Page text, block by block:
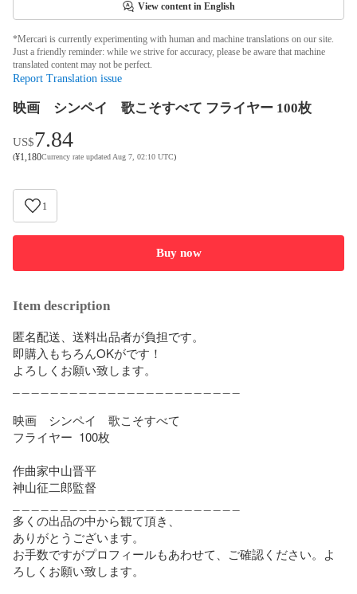
View content in English
*Mercari is currently experimenting with human and machine translations on our site.
Just a friendly reminder: while we strive for accuracy, please be aware that machine
translated content may not be perfect.
Report Translation issue
映画 シンペイ 歌こそすべて フライヤー 100枚
US$7.84
(¥1,180Currency rate updated Aug 7, 02:10 UTC)
1
Buy now
Item description
匿名配送、送料出品者が負担です。
即購入もちろんOKがです！
よろしくお願い致します。
映画　シンペイ　歌こそすべて
フライヤー  100枚
作曲家中山晋平
神山征二郎監督
多くの出品の中から観て頂き、
ありがとうございます。
お手数ですがプロフィールもあわせて、ご確認ください。よ
ろしくお願い致します。